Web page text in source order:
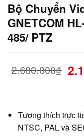
Bộ Chuyển
GNETCOM
485/ PTZ
2.680.000₫
Tương thích trực
NTSC, PAL và